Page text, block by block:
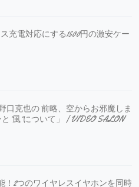
充電対応にする1500円の激安ケー
口克也の 前略、空からお邪魔しま
”風”について」 | VIDEO SALON
！2つのワイヤレスイヤホンを同時